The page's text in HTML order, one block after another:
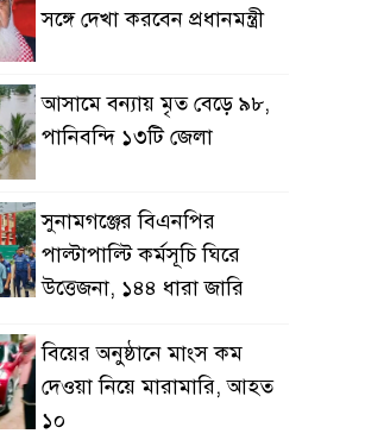
সঙ্গে দেখা করবেন প্রধানমন্ত্রী
আসামে বন্যায় মৃত বেড়ে ৯৮,
পানিবন্দি ১৩টি জেলা
সুনামগঞ্জের বিএনপির
পাল্টাপাল্টি কর্মসূচি ঘিরে
উত্তেজনা, ১৪৪ ধারা জারি
বিয়ের অনুষ্ঠানে মাংস কম
দেওয়া নিয়ে মারামারি, আহত
১০